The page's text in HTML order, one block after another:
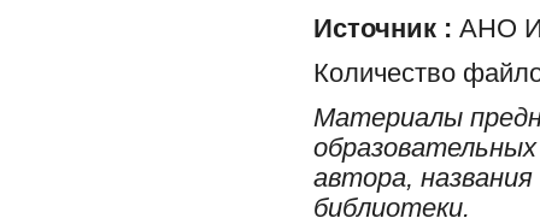
Источник : АНО
Количество
Материалы
автора,
библиотеки.